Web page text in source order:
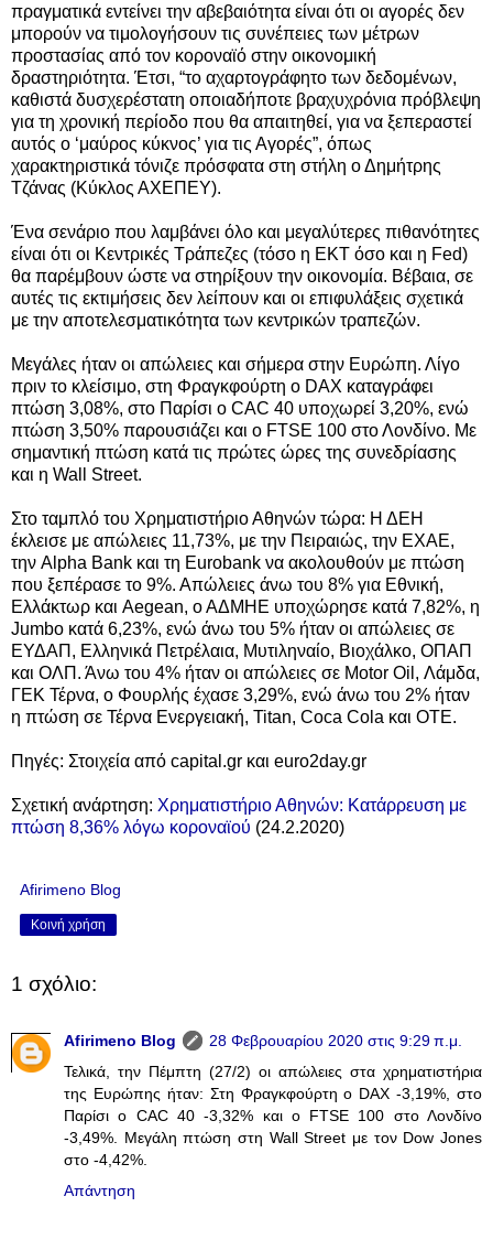
πραγματικά εντείνει την αβεβαιότητα είναι ότι οι αγορές δεν
μπορούν να τιμολογήσουν τις συνέπειες των μέτρων
προστασίας από τον κοροναϊό στην οικονομική
δραστηριότητα. Έτσι, “το αχαρτογράφητο των δεδομένων,
καθιστά δυσχερέστατη οποιαδήποτε βραχυχρόνια πρόβλεψη
για τη χρονική περίοδο που θα απαιτηθεί, για να ξεπεραστεί
αυτός ο ‘μαύρος κύκνος’ για τις Αγορές”, όπως
χαρακτηριστικά τόνιζε πρόσφατα στη στήλη ο Δημήτρης
Τζάνας (Κύκλος ΑΧΕΠΕΥ).
Ένα σενάριο που λαμβάνει όλο και μεγαλύτερες πιθανότητες
είναι ότι οι Κεντρικές Τράπεζες (τόσο η ΕΚΤ όσο και η Fed)
θα παρέμβουν ώστε να στηρίξουν την οικονομία. Βέβαια, σε
αυτές τις εκτιμήσεις δεν λείπουν και οι επιφυλάξεις σχετικά
με την αποτελεσματικότητα των κεντρικών τραπεζών.
Μεγάλες ήταν οι απώλειες και σήμερα στην Ευρώπη. Λίγο
πριν το κλείσιμο, στη Φραγκφούρτη ο DAX καταγράφει
πτώση 3,08%, στο Παρίσι ο CAC 40 υποχωρεί 3,20%, ενώ
πτώση 3,50% παρουσιάζει και ο FTSE 100 στο Λονδίνο. Με
σημαντική πτώση κατά τις πρώτες ώρες της συνεδρίασης
και η Wall Street.
Στο ταμπλό του Χρηματιστήριο Αθηνών τώρα: Η ΔΕΗ
έκλεισε με απώλειες 11,73%, με την Πειραιώς, την ΕΧΑΕ,
την Alpha Bank και τη Eurobank να ακολουθούν με πτώση
που ξεπέρασε το 9%. Απώλειες άνω του 8% για Εθνική,
Ελλάκτωρ και Aegean, ο ΑΔΜΗΕ υποχώρησε κατά 7,82%, η
Jumbo κατά 6,23%, ενώ άνω του 5% ήταν οι απώλειες σε
ΕΥΔΑΠ, Ελληνικά Πετρέλαια, Μυτιληναίο, Βιοχάλκο, ΟΠΑΠ
και ΟΛΠ. Άνω του 4% ήταν οι απώλειες σε Motor Oil, Λάμδα,
ΓΕΚ Τέρνα, ο Φουρλής έχασε 3,29%, ενώ άνω του 2% ήταν
η πτώση σε Τέρνα Ενεργειακή, Titan, Coca Cola και ΟΤΕ.
Πηγές: Στοιχεία από capital.gr και euro2day.gr
Σχετική ανάρτηση: Χρηματιστήριο Αθηνών: Κατάρρευση με
πτώση 8,36% λόγω κοροναϊού (24.2.2020)
Afirimeno Blog
Κοινή χρήση
1 σχόλιο:
Afirimeno Blog
28 Φεβρουαρίου 2020 στις 9:29 π.μ.
Τελικά, την Πέμπτη (27/2) οι απώλειες στα χρηματιστήρια
της Ευρώπης ήταν: Στη Φραγκφούρτη ο DAX -3,19%, στο
Παρίσι ο CAC 40 -3,32% και ο FTSE 100 στο Λονδίνο
-3,49%. Μεγάλη πτώση στη Wall Street με τον Dow Jones
στο -4,42%.
Απάντηση